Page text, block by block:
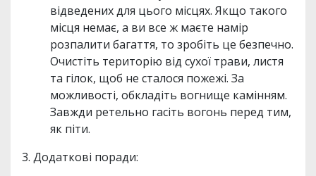
відведених для цього місцях. Якщо такого
місця немає, а ви все ж маєте намір
розпалити багаття, то зробіть це безпечно.
Очистіть територію від сухої трави, листя
та гілок, щоб не сталося пожежі. За
можливості, обкладіть вогнище камінням.
Завжди ретельно гасіть вогонь перед тим,
як піти.
3. Додаткові поради: